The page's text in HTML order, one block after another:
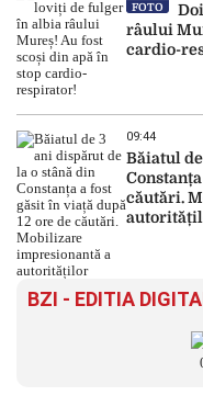
FOTO
râului
cardio-
09:44
Băiatul
căutări.
BZI - EDITIA